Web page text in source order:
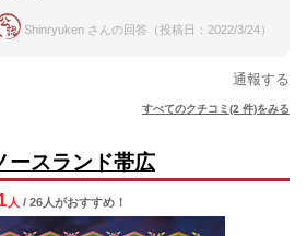
Shinryuken さんの回答（投稿日：2022/3/24）
通報する
すべてのクチコミ(2 件)をみる
ースランド帯広
人 / 26人がおすすめ！